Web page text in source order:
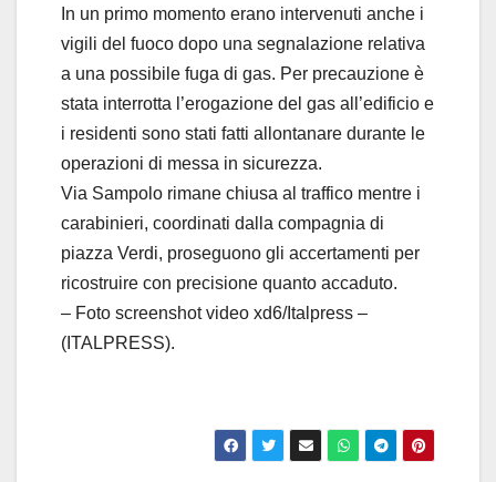
In un primo momento erano intervenuti anche i
vigili del fuoco dopo una segnalazione relativa
a una possibile fuga di gas. Per precauzione è
stata interrotta l’erogazione del gas all’edificio e
i residenti sono stati fatti allontanare durante le
operazioni di messa in sicurezza.
Via Sampolo rimane chiusa al traffico mentre i
carabinieri, coordinati dalla compagnia di
piazza Verdi, proseguono gli accertamenti per
ricostruire con precisione quanto accaduto.
– Foto screenshot video xd6/Italpress –
(ITALPRESS).